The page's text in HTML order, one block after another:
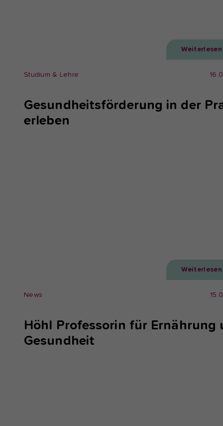
Weiterlesen
Studium & Lehre
Gesundheitsförderung in der
erleben
Weiterlesen
News
Höhl Professorin für Ernährung
Gesundheit